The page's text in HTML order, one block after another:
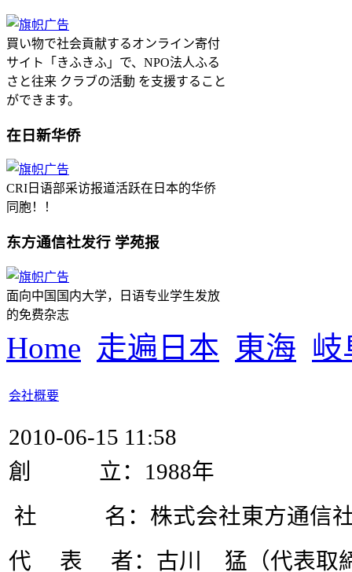
買い物で社会貢献するオンライン寄付
サイト「きふきふ」で、NPO法人ふる
さと往来 クラブの活動 を支援すること
ができます。
在日新华侨
CRI日语部采访报道活跃在日本的华侨
同胞！！
东方通信社发行 学苑报
面向中国国内大学，日语专业学生发放
的免费杂志
Home 走遍日本 東海 岐
会社概要
2010-06-15 11:58
創 立：1988年
社 名：株式会社東方通信
代 表 者：古川 猛（代表取締